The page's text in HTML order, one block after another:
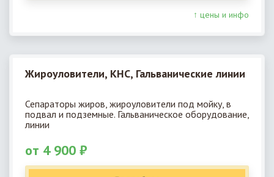
↑ цены и инфо
Жироуловители, КНС, Гальванические линии
Сепараторы жиров, жироуловители под мойку, в
подвал и подземные. Гальваническое оборудование,
линии
от 4 900 ₽